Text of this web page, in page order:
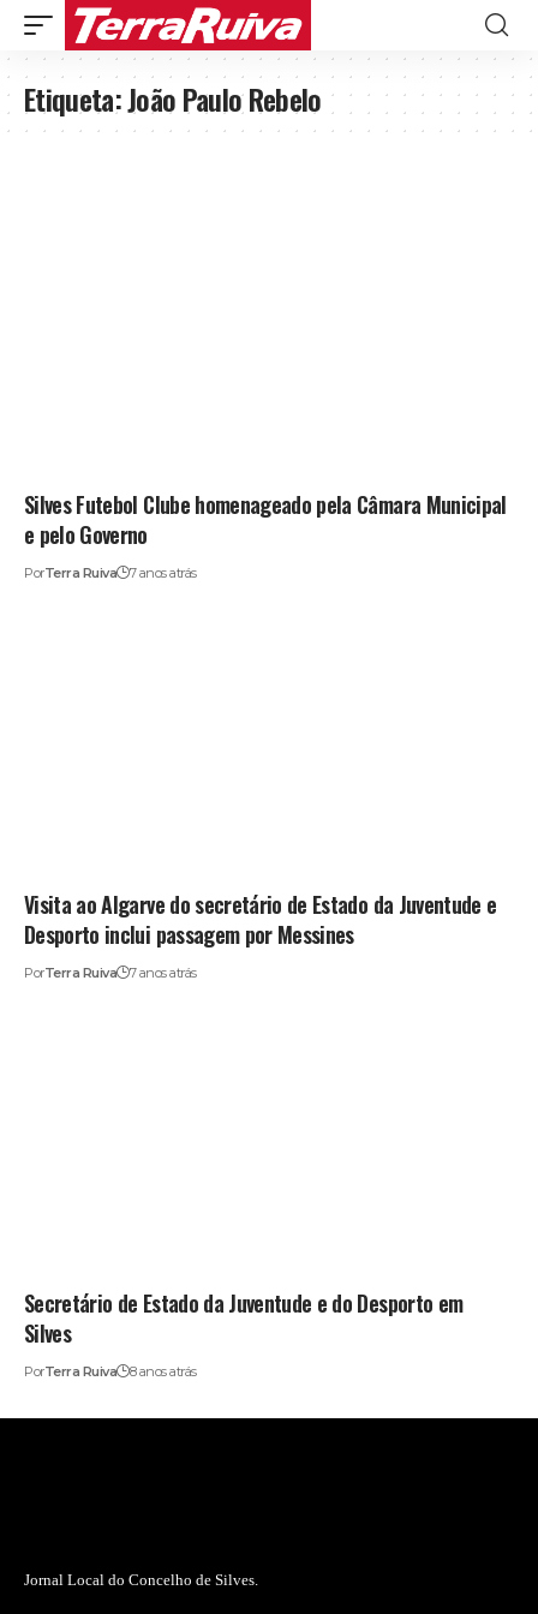
Etiqueta:João Paulo Rebelo
Silves Futebol Clube homenageado pela Câmara Municipal
e pelo Governo
PorTerra Ruiva 7 anos atrás
Visita ao Algarve do secretário de Estado da Juventude e
Desporto inclui passagem por Messines
PorTerra Ruiva 7 anos atrás
Secretário de Estado da Juventude e do Desporto em
Silves
PorTerra Ruiva 8 anos atrás
Jornal Local do Concelho de Silves.